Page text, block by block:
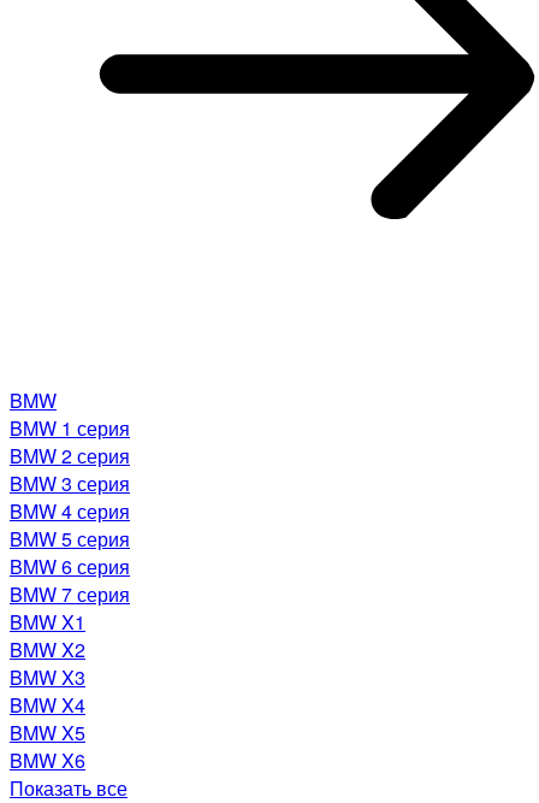
BMW
BMW 1 серия
BMW 2 серия
BMW 3 серия
BMW 4 серия
BMW 5 серия
BMW 6 серия
BMW 7 серия
BMW X1
BMW X2
BMW X3
BMW X4
BMW X5
BMW X6
Показать все